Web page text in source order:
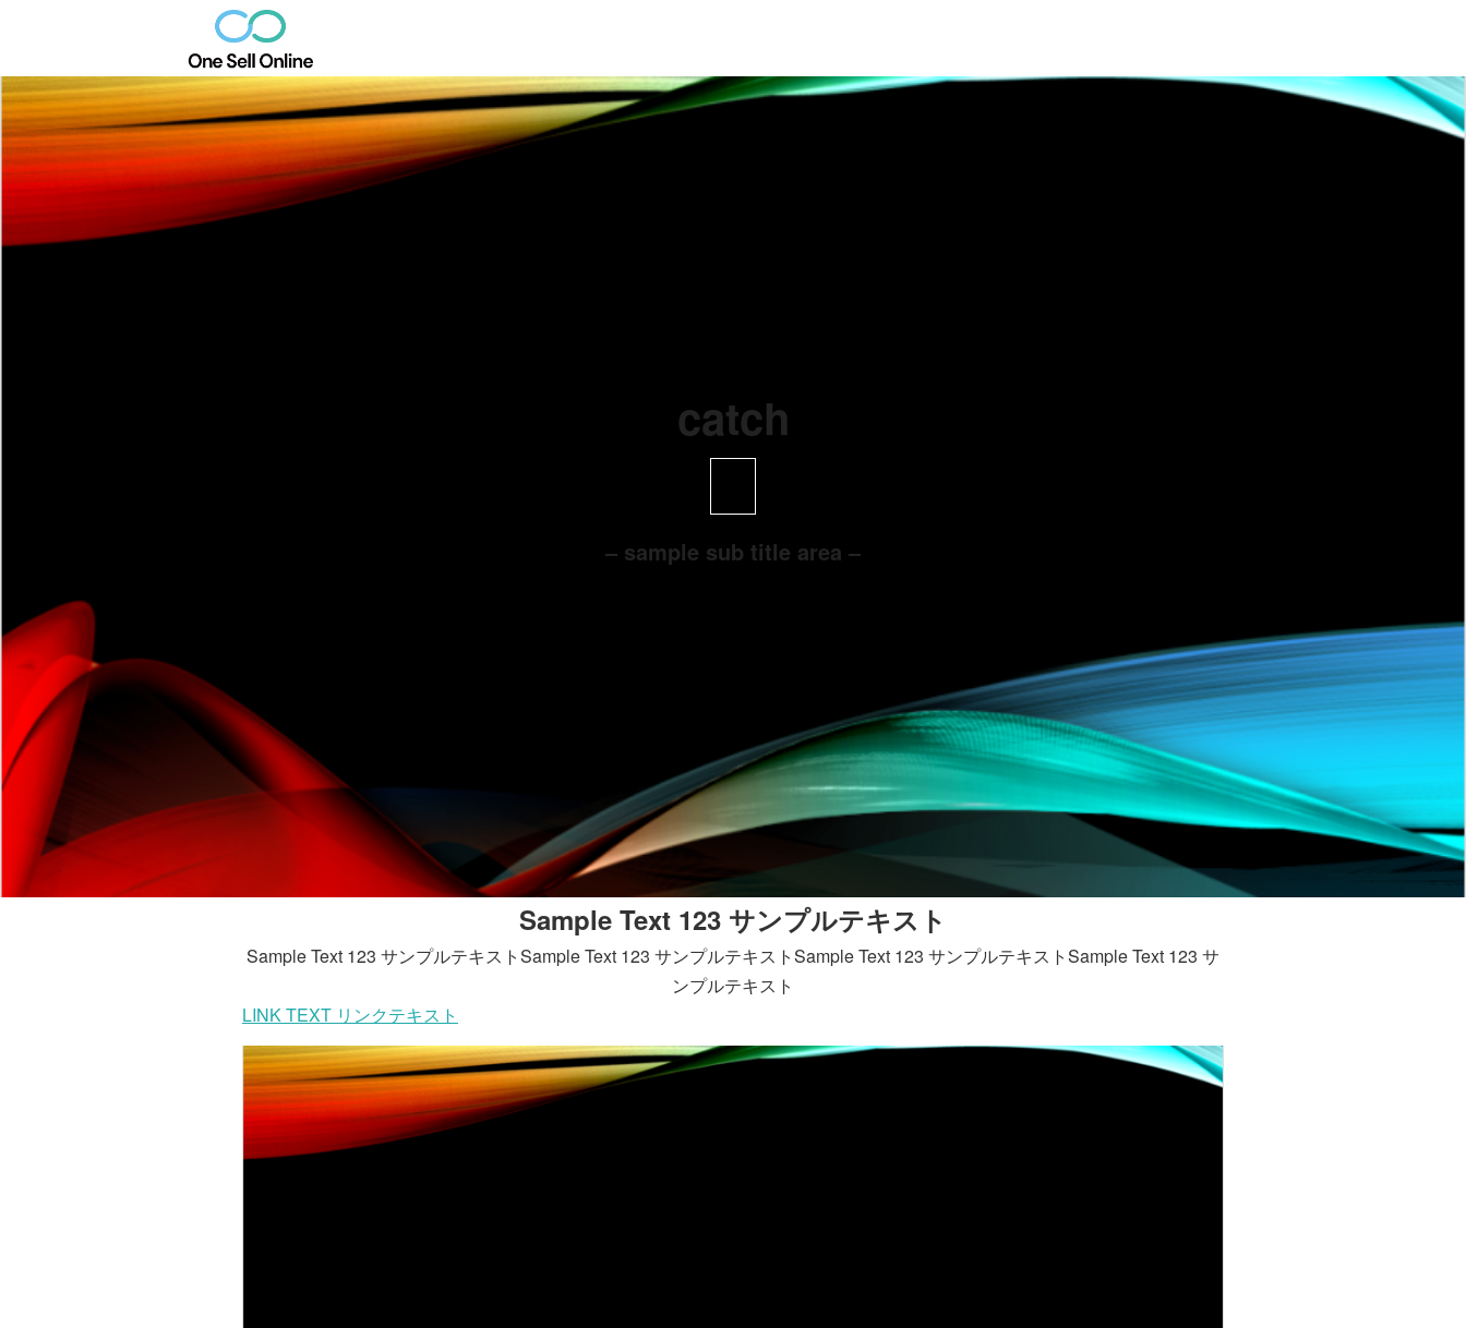
catch
– sample sub title area –
Sample Text 123 サンプルテキスト
Sample Text 123 サンプルテキストSample Text 123 サンプルテキストSample Text 123 サンプルテキストSample Text 123 サ
ンプルテキスト
LINK TEXT リンクテキスト